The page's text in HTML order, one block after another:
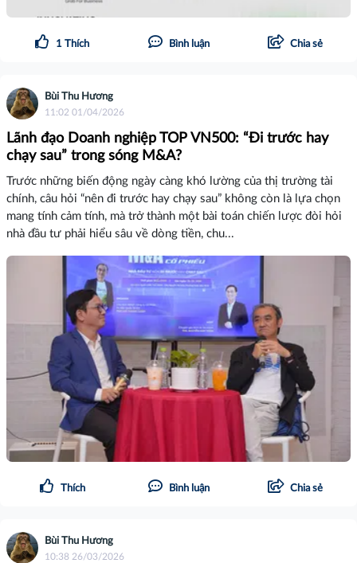
1 Thích Bình luận Chia sẻ
Bùi Thu Hương
11:02 01/04/2026
Lãnh đạo Doanh nghiệp TOP VN500: “Đi trước hay
chạy sau” trong sóng M&A?
Trước những biến động ngày càng khó lường của thị trường tài
chính, câu hỏi “nên đi trước hay chạy sau” không còn là lựa chọn
mang tính cảm tính, mà trở thành một bài toán chiến lược đòi hỏi
nhà đầu tư phải hiểu sâu về dòng tiền, chu...
Thích Bình luận Chia sẻ
Bùi Thu Hương
10:38 26/03/2026